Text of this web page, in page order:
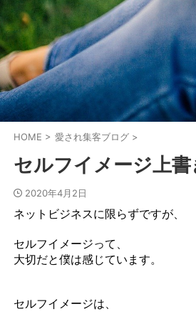
HOME > 愛され集客ブログ >
セルフイメージ上書
2020年4月2日
ネットビジネスに限らずですが、
セルフイメージって、
大切だと僕は感じています。
セルフイメージは、